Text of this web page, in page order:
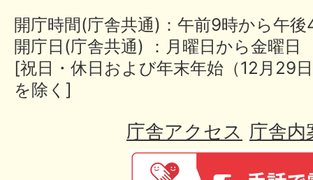
開庁時間(庁舎共通)：午前9時から午
開庁日(庁舎共通) ：月曜日から金曜日
[祝日・休日および年末年始（12月29
を除く]
庁舎アクセス 庁舎内